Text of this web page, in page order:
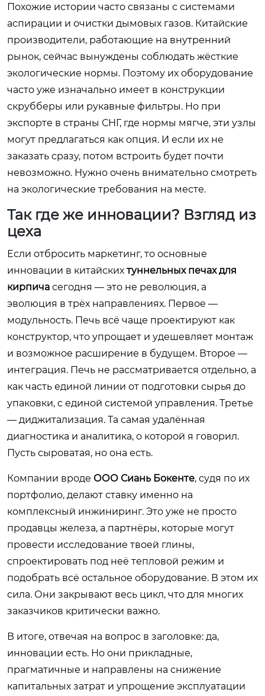
Похожие истории часто связаны с системами
аспирации и очистки дымовых газов. Китайские
производители, работающие на внутренний
рынок, сейчас вынуждены соблюдать жёсткие
экологические нормы. Поэтому их оборудование
часто уже изначально имеет в конструкции
скрубберы или рукавные фильтры. Но при
экспорте в страны СНГ, где нормы мягче, эти узлы
могут предлагаться как опция. И если их не
заказать сразу, потом встроить будет почти
невозможно. Нужно очень внимательно смотреть
на экологические требования на месте.
Так где же инновации? Взгляд из
цеха
Если отбросить маркетинг, то основные
инновации в китайских туннельных печах для
кирпича сегодня — это не революция, а
эволюция в трёх направлениях. Первое —
модульность. Печь всё чаще проектируют как
конструктор, что упрощает и удешевляет монтаж
и возможное расширение в будущем. Второе —
интеграция. Печь не рассматривается отдельно, а
как часть единой линии от подготовки сырья до
упаковки, с единой системой управления. Третье
— диджитализация. Та самая удалённая
диагностика и аналитика, о которой я говорил.
Пусть сыроватая, но она есть.
Компании вроде ООО Сиань Бокенте, судя по их
портфолио, делают ставку именно на
комплексный инжиниринг. Это уже не просто
продавцы железа, а партнёры, которые могут
провести исследование твоей глины,
спроектировать под неё тепловой режим и
подобрать всё остальное оборудование. В этом их
сила. Они закрывают весь цикл, что для многих
заказчиков критически важно.
В итоге, отвечая на вопрос в заголовке: да,
инновации есть. Но они прикладные,
прагматичные и направлены на снижение
капитальных затрат и упрощение эксплуатации